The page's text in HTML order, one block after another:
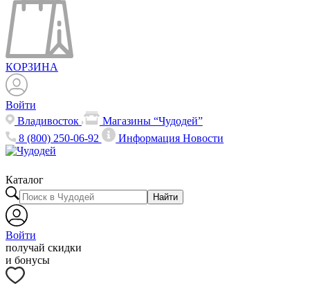
КОРЗИНА
Войти
Владивосток
Магазины “Чудодей”
8 (800) 250-06-92
ИнформацияНовости
Каталог
Найти
Войти
получай скидки
и бонусы